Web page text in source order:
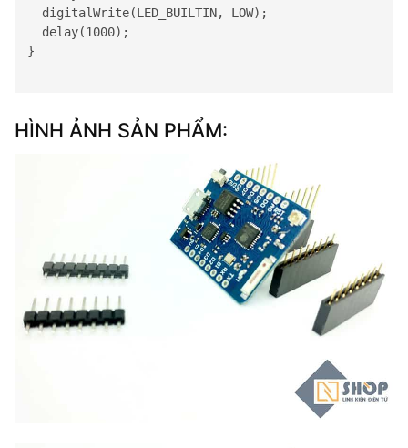
digitalWrite(LED_BUILTIN, LOW);
delay(1000);
}
HÌNH ẢNH SẢN PHẨM: